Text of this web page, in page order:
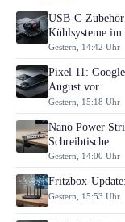
USB-C-
Kühlsysteme im
Gestern, 14:42 Uhr
Pixel 11:
August vor
Gestern, 15:18 Uhr
Nano Power
Schreibtische
Gestern, 14:00 Uhr
Fritzbox-
Gestern, 15:53 Uhr